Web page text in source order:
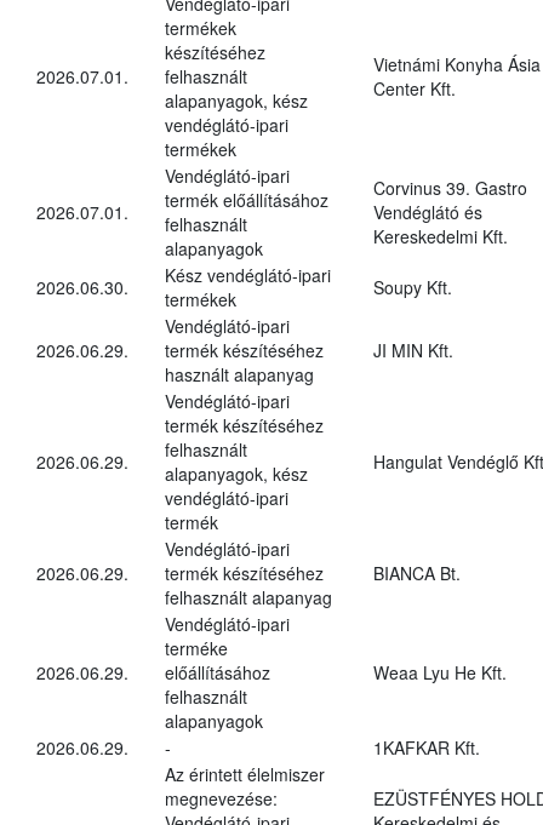
2026.07.01.
termékek
készítéséhez
felhasznált
alapanyagok, kész
vendéglátó-ipari
termékek
Vietnámi Konyha Ásia
Center Kft.
2026.07.01.
Vendéglátó-ipari
termék előállításához
felhasznált
alapanyagok
Corvinus 39. Gastro
Vendéglátó és
Kereskedelmi Kft.
2026.06.30.
Kész vendéglátó-ipari
termékek
Soupy Kft.
2026.06.29.
Vendéglátó-ipari
termék készítéséhez
használt alapanyag
JI MIN Kft.
2026.06.29.
Vendéglátó-ipari
termék készítéséhez
felhasznált
alapanyagok, kész
vendéglátó-ipari
termék
Hangulat Vendéglő
2026.06.29.
Vendéglátó-ipari
termék készítéséhez
felhasznált alapanyag
BIANCA Bt.
2026.06.29.
Vendéglátó-ipari
terméke
előállításához
felhasznált
alapanyagok
Weaa Lyu He Kft.
2026.06.29. - 1KAFKAR Kft.
Az érintett élelmiszer
megnevezése:
EZÜSTFÉNYES